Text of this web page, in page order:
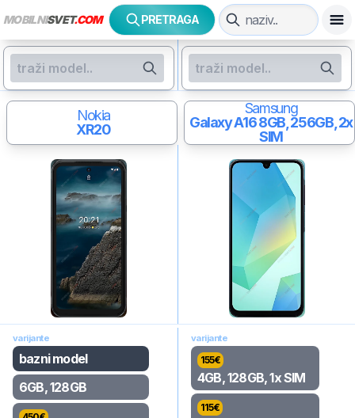
MOBILNISVET.COM PRETRAGA
Nokia
XR20
Samsung
Galaxy A168GB, 256GB, 2x
SIM
varijante
bazni model
6GB, 128GB
varijante
155€
4GB, 128GB, 1x SIM
115€